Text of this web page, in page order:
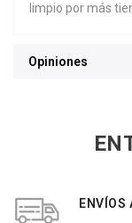
limpio por más
Opiniones
ENVÍOS